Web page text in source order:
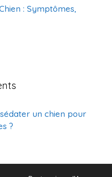
: Symptômes,
un chien pour
?